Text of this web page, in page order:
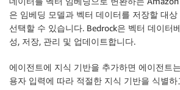
은 임베딩 모델과 벡터 데이터를 저장할 대
선택할 수 있습니다. Bedrock은 벡터 데이터
성, 저장, 관리 및 업데이트합니다.
에이전트에 지식 기반을 추가하면 에이전트
용자 입력에 따라 적절한 지식 기반을 식별